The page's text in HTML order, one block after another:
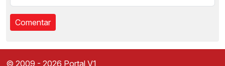
© 2009 - 2026 Portal V1